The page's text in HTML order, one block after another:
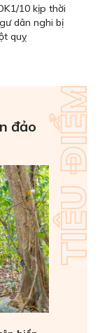
10 kịp thời
dân nghi bị
quỵ
đảo